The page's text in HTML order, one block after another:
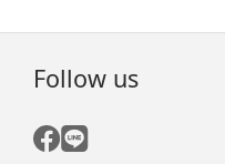
Follow us